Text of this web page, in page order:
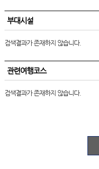
부대시설
검색결과가 존재하지 않습니다.
관련여행코스
검색결과가 존재하지 않습니다.